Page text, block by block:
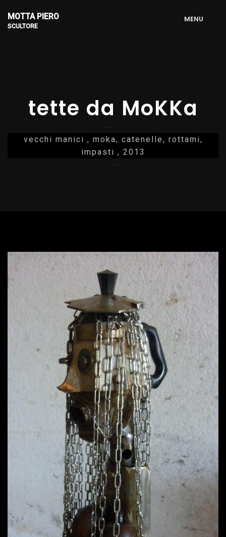
MOTTA PIERO
SCULTORE
MENU
tette da MoKKa
vecchi manici , moka, catenelle, rottami,
impasti , 2013